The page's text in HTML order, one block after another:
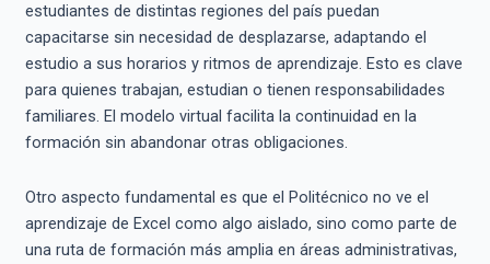
estudiantes de distintas regiones del país puedan
capacitarse sin necesidad de desplazarse, adaptando el
estudio a sus horarios y ritmos de aprendizaje. Esto es clave
para quienes trabajan, estudian o tienen responsabilidades
familiares. El modelo virtual facilita la continuidad en la
formación sin abandonar otras obligaciones.
Otro aspecto fundamental es que el Politécnico no ve el
aprendizaje de Excel como algo aislado, sino como parte de
una ruta de formación más amplia en áreas administrativas,